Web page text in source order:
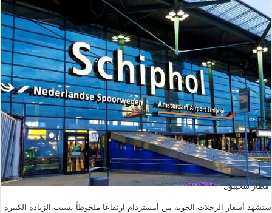
مطار سخيبول
ستشهد أسعار الرحلات الجوية من أمستردام ارتفاعا ملحوظاً بسبب الزيادة الكبيرة